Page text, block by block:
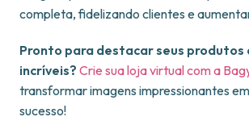
completa, fidelizando clientes e
Pronto para destacar seus produtos
incríveis? Crie sua loja virtual com a
transformar imagens impressionantes
sucesso!